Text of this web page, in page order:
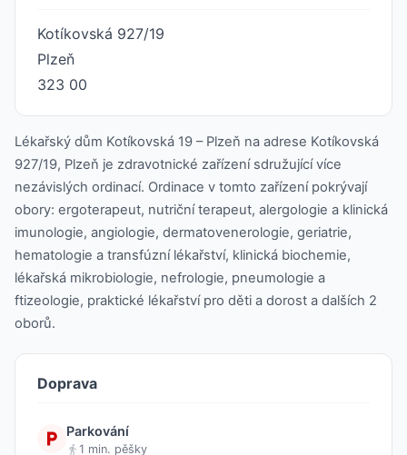
Kotíkovská 927/19
Plzeň
323 00
Lékařský dům Kotíkovská 19 – Plzeň na adrese Kotíkovská
927/19, Plzeň je zdravotnické zařízení sdružující více
nezávislých ordinací. Ordinace v tomto zařízení pokrývají
obory: ergoterapeut, nutriční terapeut, alergologie a klinická
imunologie, angiologie, dermatovenerologie, geriatrie,
hematologie a transfúzní lékařství, klinická biochemie,
lékařská mikrobiologie, nefrologie, pneumologie a
ftizeologie, praktické lékařství pro děti a dorost a dalších 2
oborů.
Doprava
Parkování
1 min. pěšky